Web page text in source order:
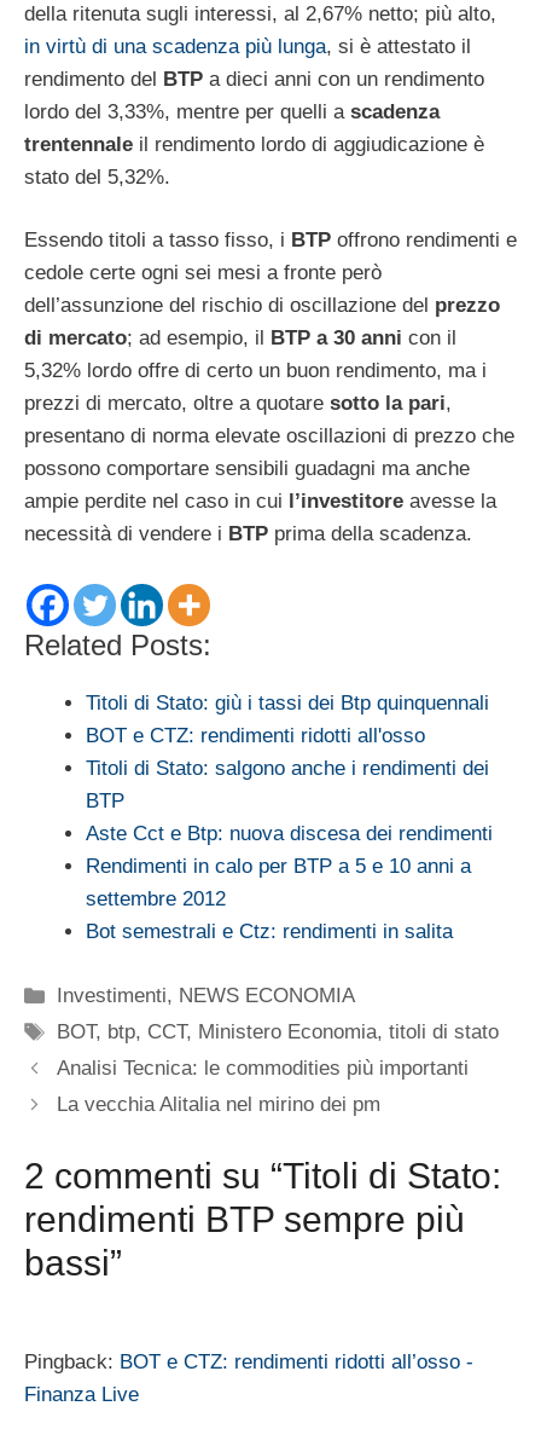
della ritenuta sugli interessi, al 2,67% netto; più alto,
in virtù di una scadenza più lunga, si è attestato il
rendimento del BTP a dieci anni con un rendimento
lordo del 3,33%, mentre per quelli a scadenza
trentennale il rendimento lordo di aggiudicazione è
stato del 5,32%.
Essendo titoli a tasso fisso, i BTP offrono rendimenti e
cedole certe ogni sei mesi a fronte però
dell’assunzione del rischio di oscillazione del prezzo
di mercato; ad esempio, il BTP a 30 anni con il
5,32% lordo offre di certo un buon rendimento, ma i
prezzi di mercato, oltre a quotare sotto la pari,
presentano di norma elevate oscillazioni di prezzo che
possono comportare sensibili guadagni ma anche
ampie perdite nel caso in cui
l’investitore avesse la
necessità di vendere i BTP prima della scadenza.
Related Posts:
Titoli di Stato: giù i tassi dei Btp quinquennali
BOT e CTZ: rendimenti ridotti all'osso
Titoli di Stato: salgono anche i rendimenti dei
BTP
Aste Cct e Btp: nuova discesa dei rendimenti
Rendimenti in calo per BTP a 5 e 10 anni a
settembre 2012
Bot semestrali e Ctz: rendimenti in salita
Categorie
Investimenti, NEWS ECONOMIA
Tag
BOT, btp, CCT, Ministero Economia,titoli di stato
Analisi Tecnica: le commodities più importanti
La vecchia Alitalia nel mirino dei pm
2 commenti su “Titoli di Stato:
rendimenti BTP sempre più
bassi”
Pingback: BOT e CTZ: rendimenti ridotti all’osso -
Finanza Live